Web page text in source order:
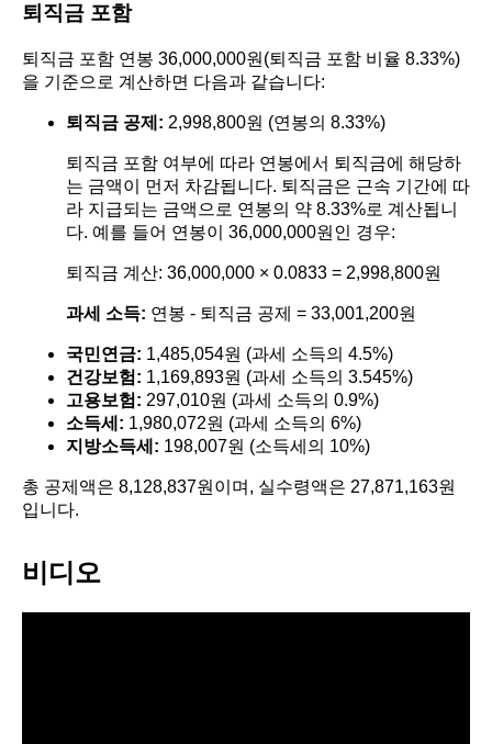
퇴직금 포함
퇴직금 포함 연봉 36,000,000원(퇴직금 포함 비율 8.33%)
을 기준으로 계산하면 다음과 같습니다:
퇴직금 공제: 2,998,800원 (연봉의 8.33%)
퇴직금 포함 여부에 따라 연봉에서 퇴직금에 해당하
는 금액이 먼저 차감됩니다. 퇴직금은 근속 기간에 따
라 지급되는 금액으로 연봉의 약 8.33%로 계산됩니
다. 예를 들어 연봉이 36,000,000원인 경우:
퇴직금 계산: 36,000,000 × 0.0833 = 2,998,800원
과세 소득: 연봉 - 퇴직금 공제 = 33,001,200원
국민연금: 1,485,054원 (과세 소득의 4.5%)
건강보험: 1,169,893원 (과세 소득의 3.545%)
고용보험: 297,010원 (과세 소득의 0.9%)
소득세: 1,980,072원 (과세 소득의 6%)
지방소득세: 198,007원 (소득세의 10%)
총 공제액은 8,128,837원이며, 실수령액은 27,871,163원
입니다.
비디오